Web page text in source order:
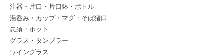
注器・片口・片口鉢・ボトル
湯呑み・カップ・マグ・そば猪口
急須・ポット
グラス・タンブラー
ワイングラス